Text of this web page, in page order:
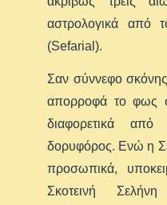
αστρολογικά από
(Sefarial).
Σαν σύννεφο σκόνης
απορροφά το φως
διαφορετικά
δορυφόρος. Ενώ η
προσωπικά,
Σκοτεινή